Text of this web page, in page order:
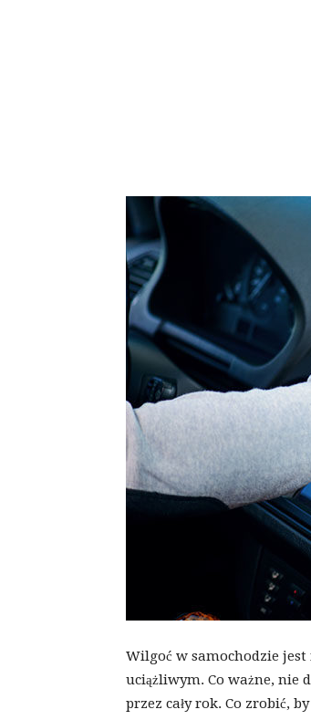
Wilgoć w samochodzie
uciążliwym. Co ważne, nie
przez cały rok. Co zrobić,